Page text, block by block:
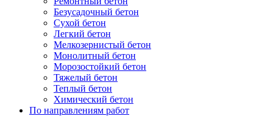
Безусадочный бетон
Сухой бетон
Легкий бетон
Мелкозернистый бетон
Монолитный бетон
Морозостойкий бетон
Тяжелый бетон
Теплый бетон
Химический бетон
По направлениям работ